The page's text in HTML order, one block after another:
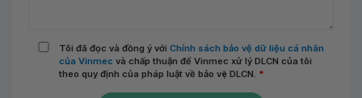
Tôi đã đọc và đồng ý với Chính sách bảo vệ dữ liệu cá nhân
của Vinmec và chấp thuận để Vinmec xử lý DLCN của tôi
theo quy định của pháp luật về bảo vệ DLCN. *